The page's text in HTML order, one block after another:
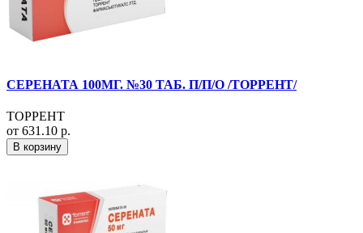
СЕРЕНАТА 100МГ. №30 ТАБ. П/П/О /ТОРРЕНТ/
ТОРРЕНТ
от 631.10 р.
В корзину